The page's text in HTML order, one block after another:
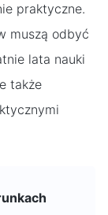
praktyczne.
muszą odbyć
lata nauki
także